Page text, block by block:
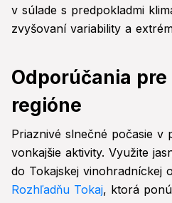
v súlade s predpokladmi
zvyšovaní variability a
Odporúčania
regióne
Priaznivé slnečné počasie v
vonkajšie aktivity. Využite
do Tokajskej vinohradníckej
Rozhľadňu Tokaj, ktorá